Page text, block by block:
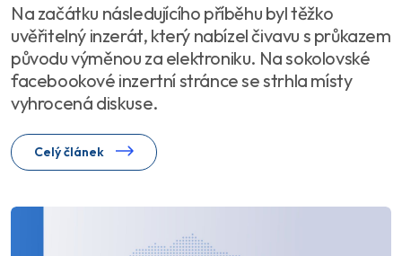
Na začátku následujícího příběhu byl těžko
uvěřitelný inzerát, který nabízel čivavu s průkazem
původu výměnou za elektroniku. Na sokolovské
facebookové inzertní stránce se strhla místy
vyhrocená diskuse.
Celý článek